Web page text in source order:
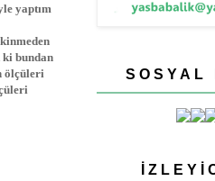
yaptım
ki bundan
ölçüleri
SOSYAL